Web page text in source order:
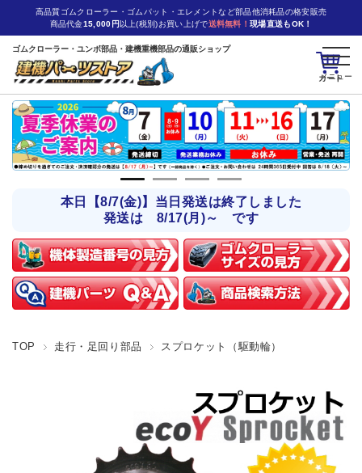
カート
高品質ゴムクローラー・ゴムパット・エレメントなど部品他消耗品の格安販売
商品代金15,000円 以上(税別)お買い上げで送料無料！ 現場直送もOK！
ゴムクローラー・ユンボ部品・建機重機部品の通販ショップ
本日【8/7(金)】当日発送は終了しました
発送は 8/17(月)～ です
TOP 走行・足回り部品 スプロケット（駆動輪）